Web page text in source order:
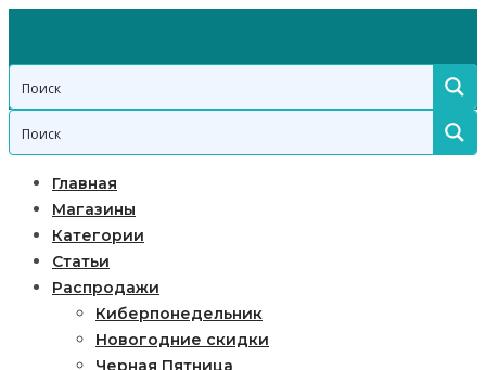
Главная
Магазины
Категории
Статьи
Распродажи
Киберпонедельник
Новогодние скидки
Черная Пятница